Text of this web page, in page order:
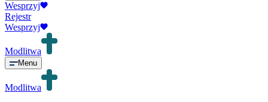
Wesprzyj
Rejestr
Wesprzyj
Modlitwa
Menu
Modlitwa